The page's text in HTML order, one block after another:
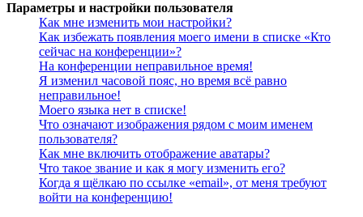
Параметры и настройки пользователя
Как мне изменить мои настройки?
Как избежать появления моего имени в списке «Кто
сейчас на конференции»?
На конференции неправильное время!
Я изменил часовой пояс, но время всё равно
неправильное!
Моего языка нет в списке!
Что означают изображения рядом с моим именем
пользователя?
Как мне включить отображение аватары?
Что такое звание и как я могу изменить его?
Когда я щёлкаю по ссылке «email», от меня требуют
войти на конференцию!